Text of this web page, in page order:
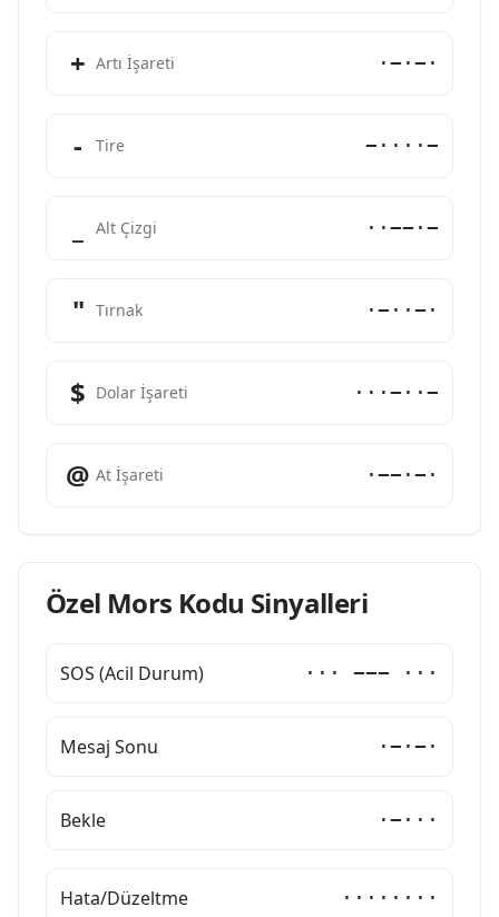
+ Artı İşareti ·−·−·
- Tire −····−
Alt Çizgi ··−−·−
" Tırnak ·−··−·
$ Dolar İşareti ···−··−
@ At İşareti ·−−·−·
Özel Mors Kodu Sinyalleri
SOS (Acil Durum) ··· −−− ···
Mesaj Sonu ·−·−·
Bekle ·−···
Hata/Düzeltme ········